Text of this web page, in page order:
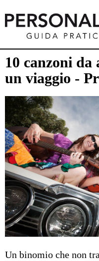
10 canzoni da
un viaggio -
Un binomio che non